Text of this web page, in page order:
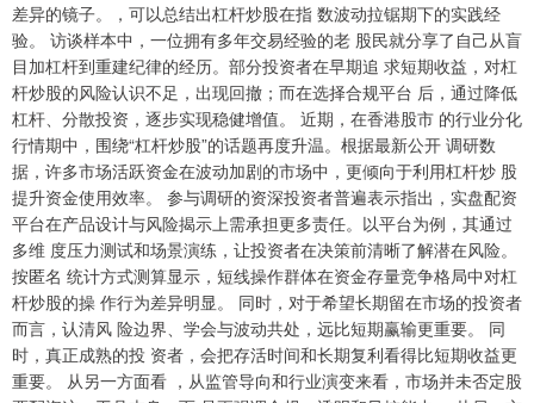
差异的镜子。，可以总结出杠杆炒股在指 数波动拉锯期下的实践经
验。 访谈样本中，一位拥有多年交易经验的老 股民就分享了自己从盲
目加杠杆到重建纪律的经历。部分投资者在早期追 求短期收益，对杠
杆炒股的风险认识不足，出现回撤；而在选择合规平台 后，通过降低
杠杆、分散投资，逐步实现稳健增值。 近期，在香港股市 的行业分化
行情期中，围绕“杠杆炒股”的话题再度升温。根据最新公开 调研数
据，许多市场活跃资金在波动加剧的市场中，更倾向于利用杠杆炒 股
提升资金使用效率。 参与调研的资深投资者普遍表示指出，实盘配资
平台在产品设计与风险揭示上需承担更多责任。以平台为例，其通过
多维 度压力测试和场景演练，让投资者在决策前清晰了解潜在风险。
按匿名 统计方式测算显示，短线操作群体在资金存量竞争格局中对杠
杆炒股的操 作行为差异明显。 同时，对于希望长期留在市场的投资者
而言，认清风 险边界、学会与波动共处，远比短期赢输更重要。 同
时，真正成熟的投 资者，会把存活时间和长期复利看得比短期收益更
重要。 从另一方面看 ，从监管导向和行业演变来看，市场并未否定股